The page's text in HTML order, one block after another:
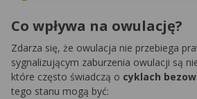
Co wpływa na owulację?
Zdarza się, że owulacja nie przebiega
sygnalizującym zaburzenia owulacji są
które często świadczą o cyklach
tego stanu mogą być: